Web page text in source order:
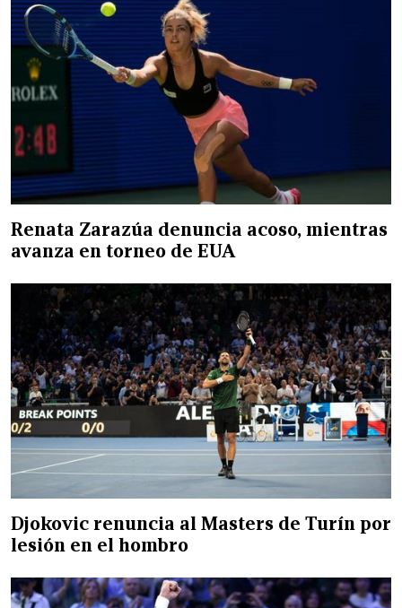
Renata Zarazúa denuncia acoso, mientras
avanza en torneo de EUA
Djokovic renuncia al Masters de Turín por
lesión en el hombro